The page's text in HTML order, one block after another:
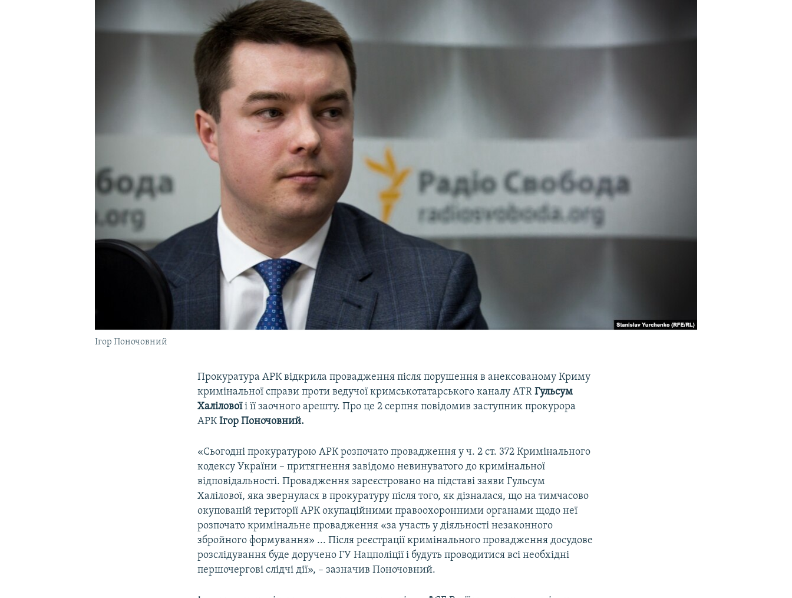
Ігор Поночовний
Прокуратура АРК відкрила провадження після порушення в анексованому Криму
кримінальної справи проти ведучої кримськотатарського каналу ATRГульсум
Халіловоїі її заочного арешту. Про це 2 серпня повідомив заступник прокурора
АРКІгор Поночовний.
«Сьогодні прокуратурою АРК розпочато провадження у ч. 2 ст. 372 Кримінального
кодексу України – притягнення завідомо невинуватого до кримінальної
відповідальності. Провадження зареєстровано на підставі заяви Гульсум
Халілової, яка звернулася в прокуратуру після того, як дізналася, що на тимчасово
окупованій території АРК окупаційними правоохоронними органами щодо неї
розпочато кримінальне провадження «за участь у діяльності незаконного
збройного формування» ... Після реєстрації кримінального провадження досудове
розслідування буде доручено ГУ Нацполіції і будуть проводитися всі необхідні
першочергові слідчі дії», – зазначив Поночовний.